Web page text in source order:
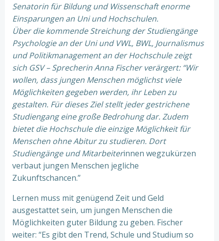
Senatorin für Bildung und Wissenschaft enorme
Einsparungen an Uni und Hochschulen.
Über die kommende Streichung der Studiengänge
Psychologie an der Uni und VWL, BWL, Journalismus
und Politikmanagement an der Hochschule zeigt
sich GSV – Sprecherin Anna Fischer verärgert: “Wir
wollen, dass jungen Menschen möglichst viele
Möglichkeiten gegeben werden, ihr Leben zu
gestalten. Für dieses Ziel stellt jeder gestrichene
Studiengang eine große Bedrohung dar. Zudem
bietet die Hochschule die einzige Möglichkeit für
Menschen ohne Abitur zu studieren. Dort
Studiengänge und Mitarbeiterinnen wegzukürzen
verbaut jungen Menschen jegliche
Zukunftschancen.”
Lernen muss mit genügend Zeit und Geld
ausgestattet sein, um jungen Menschen die
Möglichkeiten guter Bildung zu geben. Fischer
weiter: “Es gibt den Trend, Schule und Studium so